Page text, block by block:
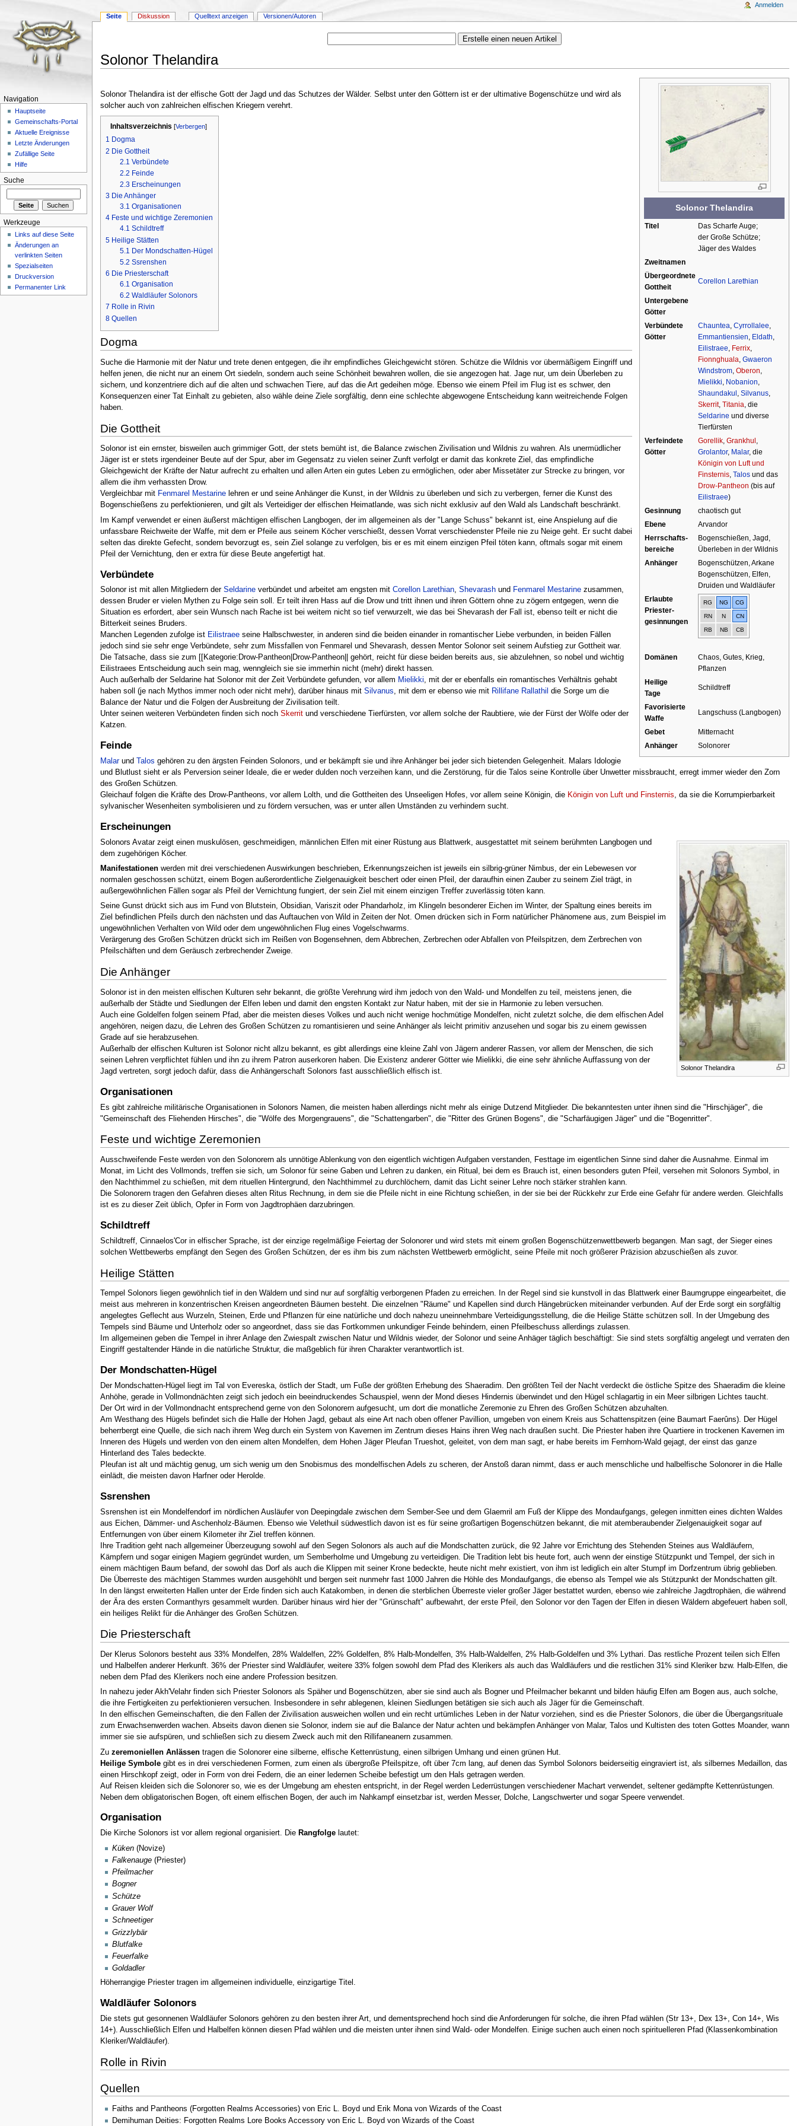
Solonor Thelandira
Solonor Thelandira
Titel
Das Scharfe Auge;
der Große Schütze;
Jäger des Waldes
Zweitnamen
Übergeordnete
Gottheit
Corellon Larethian
Untergebene
Götter
Verbündete
Götter
Chauntea,Cyrrollalee,
Emmantiensien, Eldath,
Eilistraee, Ferrix,
Fionnghuala,Gwaeron
Windstrom,Oberon,
Mielikki, Nobanion,
Shaundakul ,Silvanus,
Skerrit,Titania, die
Seldarine und diverse
Tierfürsten
Verfeindete
Götter
Gorellik,Grankhul ,
Grolantor, Malar, die
Königin von Luft und
Finsternis,Talos und das
Drow-Pantheon (bis auf
Eilistraee)
Gesinnung
chaotisch gut
Ebene
Arvandor
Herrschafts-
bereiche
Bogenschießen, Jagd,
Überleben in der Wildnis
Anhänger
Bogenschützen, Arkane
Bogenschützen, Elfen,
Druiden und Waldläufer
Erlaubte
Priester-
gesinnungen
RG NG CG
RN N CN
RB NB CB
Domänen
Chaos, Gutes, Krieg,
Pflanzen
Heilige
Tage
Schildtreff
Favorisierte
Waffe
Langschuss (Langbogen)
Gebet
Mitternacht
Anhänger
Solonorer
Solonor Thelandira ist der elfische Gott der Jagd und das Schutzes der Wälder. Selbst unter den Göttern ist er der ultimative Bogenschütze und wird als
solcher auch von zahlreichen elfischen Kriegern verehrt.
Inhaltsverzeichnis [Verbergen]
1 Dogma
2 Die Gottheit
2.1 Verbündete
2.2 Feinde
2.3 Erscheinungen
3 Die Anhänger
3.1 Organisationen
4 Feste und wichtige Zeremonien
4.1 Schildtreff
5 Heilige Stätten
5.1 Der Mondschatten-Hügel
5.2 Ssrenshen
6 Die Priesterschaft
6.1 Organisation
6.2 Waldläufer Solonors
7 Rolle in Rivin
8 Quellen
Dogma
Suche die Harmonie mit der Natur und trete denen entgegen, die ihr empfindliches Gleichgewicht stören. Schütze die Wildnis vor übermäßigem Eingriff und
helfen jenen, die nicht nur an einem Ort siedeln, sondern auch seine Schönheit bewahren wollen, die sie angezogen hat. Jage nur, um dein Überleben zu
sichern, und konzentriere dich auf die alten und schwachen Tiere, auf das die Art gedeihen möge. Ebenso wie einem Pfeil im Flug ist es schwer, den
Konsequenzen einer Tat Einhalt zu gebieten, also wähle deine Ziele sorgfältig, denn eine schlechte abgewogene Entscheidung kann weitreichende Folgen
haben.
Die Gottheit
Solonor ist ein ernster, bisweilen auch grimmiger Gott, der stets bemüht ist, die Balance zwischen Zivilisation und Wildnis zu wahren. Als unermüdlicher
Jäger ist er stets irgendeiner Beute auf der Spur, aber im Gegensatz zu vielen seiner Zunft verfolgt er damit das konkrete Ziel, das empfindliche
Gleichgewicht der Kräfte der Natur aufrecht zu erhalten und allen Arten ein gutes Leben zu ermöglichen, oder aber Missetäter zur Strecke zu bringen, vor
allem die ihm verhassten Drow.
Vergleichbar mit Fenmarel Mestarinelehren er und seine Anhänger die Kunst, in der Wildnis zu überleben und sich zu verbergen, ferner die Kunst des
Bogenschießens zu perfektionieren, und gilt als Verteidiger der elfischen Heimatlande, was sich nicht exklusiv auf den Wald als Landschaft beschränkt.
Im Kampf verwendet er einen äußerst mächtigen elfischen Langbogen, der im allgemeinen als der "Lange Schuss" bekannt ist, eine Anspielung auf die
unfassbare Reichweite der Waffe, mit dem er Pfeile aus seinem Köcher verschießt, dessen Vorrat verschiedenster Pfeile nie zu Neige geht. Er sucht dabei
selten das direkte Gefecht, sondern bevorzugt es, sein Ziel solange zu verfolgen, bis er es mit einem einzigen Pfeil töten kann, oftmals sogar mit einem
Pfeil der Vernichtung, den er extra für diese Beute angefertigt hat.
Verbündete
Solonor ist mit allen Mitgliedern der Seldarineverbündet und arbeitet am engsten mit Corellon Larethian, Shevarashund Fenmarel Mestarinezusammen,
dessen Bruder er vielen Mythen zu Folge sein soll. Er teilt ihren Hass auf die Drow und tritt ihnen und ihren Göttern ohne zu zögern entgegen, wenn die
Situation es erfordert, aber sein Wunsch nach Rache ist bei weitem nicht so tief verwurzelt, wie das bei Shevarash der Fall ist, ebenso teilt er nicht die
Bitterkeit seines Bruders.
Manchen Legenden zufolge ist Eilistraeeseine Halbschwester, in anderen sind die beiden einander in romantischer Liebe verbunden, in beiden Fällen
jedoch sind sie sehr enge Verbündete, sehr zum Missfallen von Fenmarel und Shevarash, dessen Mentor Solonor seit seinem Aufstieg zur Gottheit war.
Die Tatsache, dass sie zum [[Kategorie:Drow-Pantheon|Drow-Pantheon|| gehört, reicht für diese beiden bereits aus, sie abzulehnen, so nobel und wichtig
Eilistraees Entscheidung auch sein mag, wenngleich sie sie immerhin nicht (mehr) direkt hassen.
Auch außerhalb der Seldarine hat Solonor mit der Zeit Verbündete gefunden, vor allem Mielikki, mit der er ebenfalls ein romantisches Verhältnis gehabt
haben soll (je nach Mythos immer noch oder nicht mehr), darüber hinaus mit Silvanus, mit dem er ebenso wie mit Rillifane Rallathil die Sorge um die
Balance der Natur und die Folgen der Ausbreitung der Zivilisation teilt.
Unter seinen weiteren Verbündeten finden sich noch Skerritund verschiedene Tierfürsten, vor allem solche der Raubtiere, wie der Fürst der Wölfe oder der
Katzen.
Feinde
Malarund Talos gehören zu den ärgsten Feinden Solonors, und er bekämpft sie und ihre Anhänger bei jeder sich bietenden Gelegenheit. Malars Idologie
und Blutlust sieht er als Perversion seiner Ideale, die er weder dulden noch verzeihen kann, und die Zerstörung, für die Talos seine Kontrolle über Unwetter missbraucht, erregt immer wieder den Zorn
des Großen Schützen.
Gleichauf folgen die Kräfte des Drow-Pantheons, vor allem Lolth, und die Gottheiten des Unseeligen Hofes, vor allem seine Königin, die Königin von Luft und Finsternis, da sie die Korrumpierbarkeit
sylvanischer Wesenheiten symbolisieren und zu fördern versuchen, was er unter allen Umständen zu verhindern sucht.
Erscheinungen
Solonor Thelandira
Solonors Avatar zeigt einen muskulösen, geschmeidigen, männlichen Elfen mit einer Rüstung aus Blattwerk, ausgestattet mit seinem berühmten Langbogen und
dem zugehörigen Köcher.
Manifestationenwerden mit drei verschiedenen Auswirkungen beschrieben, Erkennungszeichen ist jeweils ein silbrig-grüner Nimbus, der ein Lebewesen vor
normalen geschossen schützt, einem Bogen außerordentliche Zielgenauigkeit beschert oder einen Pfeil, der daraufhin einen Zauber zu seinem Ziel trägt, in
außergewöhnlichen Fällen sogar als Pfeil der Vernichtung fungiert, der sein Ziel mit einem einzigen Treffer zuverlässig töten kann.
Seine Gunst drückt sich aus im Fund von Blutstein, Obsidian, Variszit oder Phandarholz, im Klingeln besonderer Eichen im Winter, der Spaltung eines bereits im
Ziel befindlichen Pfeils durch den nächsten und das Auftauchen von Wild in Zeiten der Not. Omen drücken sich in Form natürlicher Phänomene aus, zum Beispiel im
ungewöhnlichen Verhalten von Wild oder dem ungewöhnlichen Flug eines Vogelschwarms.
Verärgerung des Großen Schützen drückt sich im Reißen von Bogensehnen, dem Abbrechen, Zerbrechen oder Abfallen von Pfeilspitzen, dem Zerbrechen von
Pfeilschäften und dem Geräusch zerbrechender Zweige.
Die Anhänger
Solonor ist in den meisten elfischen Kulturen sehr bekannt, die größte Verehrung wird ihm jedoch von den Wald- und Mondelfen zu teil, meistens jenen, die
außerhalb der Städte und Siedlungen der Elfen leben und damit den engsten Kontakt zur Natur haben, mit der sie in Harmonie zu leben versuchen.
Auch eine Goldelfen folgen seinem Pfad, aber die meisten dieses Volkes und auch nicht wenige hochmütige Mondelfen, nicht zuletzt solche, die dem elfischen Adel
angehören, neigen dazu, die Lehren des Großen Schützen zu romantisieren und seine Anhänger als leicht primitiv anzusehen und sogar bis zu einem gewissen
Grade auf sie herabzusehen.
Außerhalb der elfischen Kulturen ist Solonor nicht allzu bekannt, es gibt allerdings eine kleine Zahl von Jägern anderer Rassen, vor allem der Menschen, die sich
seinen Lehren verpflichtet fühlen und ihn zu ihrem Patron auserkoren haben. Die Existenz anderer Götter wie Mielikki, die eine sehr ähnliche Auffassung von der
Jagd vertreten, sorgt jedoch dafür, dass die Anhängerschaft Solonors fast ausschließlich elfisch ist.
Organisationen
Es gibt zahlreiche militärische Organisationen in Solonors Namen, die meisten haben allerdings nicht mehr als einige Dutzend Mitglieder. Die bekanntesten unter ihnen sind die "Hirschjäger", die
"Gemeinschaft des Fliehenden Hirsches", die "Wölfe des Morgengrauens", die "Schattengarben", die "Ritter des Grünen Bogens", die "Scharfäugigen Jäger" und die "Bogenritter".
Feste und wichtige Zeremonien
Ausschweifende Feste werden von den Solonorern als unnötige Ablenkung von den eigentlich wichtigen Aufgaben verstanden, Festtage im eigentlichen Sinne sind daher die Ausnahme. Einmal im
Monat, im Licht des Vollmonds, treffen sie sich, um Solonor für seine Gaben und Lehren zu danken, ein Ritual, bei dem es Brauch ist, einen besonders guten Pfeil, versehen mit Solonors Symbol, in
den Nachthimmel zu schießen, mit dem rituellen Hintergrund, den Nachthimmel zu durchlöchern, damit das Licht seiner Lehre noch stärker strahlen kann.
Die Solonorern tragen den Gefahren dieses alten Ritus Rechnung, in dem sie die Pfeile nicht in eine Richtung schießen, in der sie bei der Rückkehr zur Erde eine Gefahr für andere werden. Gleichfalls
ist es zu dieser Zeit üblich, Opfer in Form von Jagdtrophäen darzubringen.
Schildtreff
Schildtreff, Cinnaelos'Cor in elfischer Sprache, ist der einzige regelmäßige Feiertag der Solonorer und wird stets mit einem großen Bogenschützenwettbewerb begangen. Man sagt, der Sieger eines
solchen Wettbewerbs empfängt den Segen des Großen Schützen, der es ihm bis zum nächsten Wettbewerb ermöglicht, seine Pfeile mit noch größerer Präzision abzuschießen als zuvor.
Heilige Stätten
Tempel Solonors liegen gewöhnlich tief in den Wäldern und sind nur auf sorgfältig verborgenen Pfaden zu erreichen. In der Regel sind sie kunstvoll in das Blattwerk einer Baumgruppe eingearbeitet, die
meist aus mehreren in konzentrischen Kreisen angeordneten Bäumen besteht. Die einzelnen "Räume" und Kapellen sind durch Hängebrücken miteinander verbunden. Auf der Erde sorgt ein sorgfältig
angelegtes Geflecht aus Wurzeln, Steinen, Erde und Pflanzen für eine natürliche und doch nahezu uneinnehmbare Verteidigungsstellung, die die Heilige Stätte schützen soll. In der Umgebung des
Tempels sind Bäume und Unterholz oder so angeordnet, dass sie das Fortkommen unkundiger Feinde behindern, einen Pfeilbeschuss allerdings zulassen.
Im allgemeinen geben die Tempel in ihrer Anlage den Zwiespalt zwischen Natur und Wildnis wieder, der Solonor und seine Anhäger täglich beschäftigt: Sie sind stets sorgfältig angelegt und verraten den
Eingriff gestaltender Hände in die natürliche Struktur, die maßgeblich für ihren Charakter verantwortlich ist.
Der Mondschatten-Hügel
Der Mondschatten-Hügel liegt im Tal von Evereska, östlich der Stadt, um Fuße der größten Erhebung des Shaeradim. Den größten Teil der Nacht verdeckt die östliche Spitze des Shaeradim die kleine
Anhöhe, gerade in Vollmondnächten zeigt sich jedoch ein beeindruckendes Schauspiel, wenn der Mond dieses Hindernis überwindet und den Hügel schlagartig in ein Meer silbrigen Lichtes taucht.
Der Ort wird in der Vollmondnacht entsprechend gerne von den Solonorern aufgesucht, um dort die monatliche Zeremonie zu Ehren des Großen Schützen abzuhalten.
Am Westhang des Hügels befindet sich die Halle der Hohen Jagd, gebaut als eine Art nach oben offener Pavillion, umgeben von einem Kreis aus Schattenspitzen (eine Baumart Faerûns). Der Hügel
beherrbergt eine Quelle, die sich nach ihrem Weg durch ein System von Kavernen im Zentrum dieses Hains ihren Weg nach draußen sucht. Die Priester haben ihre Quartiere in trockenen Kavernen im
Inneren des Hügels und werden von den einem alten Mondelfen, dem Hohen Jäger Pleufan Trueshot, geleitet, von dem man sagt, er habe bereits im Fernhorn-Wald gejagt, der einst das ganze
Hinterland des Tales bedeckte.
Pleufan ist alt und mächtig genug, um sich wenig um den Snobismus des mondelfischen Adels zu scheren, der Anstoß daran nimmt, dass er auch menschliche und halbelfische Solonorer in die Halle
einlädt, die meisten davon Harfner oder Herolde.
Ssrenshen
Ssrenshen ist ein Mondelfendorf im nördlichen Ausläufer von Deepingdale zwischen dem Sember-See und dem Glaemril am Fuß der Klippe des Mondaufgangs, gelegen inmitten eines dichten Waldes
aus Eichen, Dämmer- und Aschenholz-Bäumen. Ebenso wie Velethuil südwestlich davon ist es für seine großartigen Bogenschützen bekannt, die mit atemberaubender Zielgenauigkeit sogar auf
Entfernungen von über einem Kilometer ihr Ziel treffen können.
Ihre Tradition geht nach allgemeiner Überzeugung sowohl auf den Segen Solonors als auch auf die Mondschatten zurück, die 92 Jahre vor Errichtung des Stehenden Steines aus Waldläufern,
Kämpfern und sogar einigen Magiern gegründet wurden, um Semberholme und Umgebung zu verteidigen. Die Tradition lebt bis heute fort, auch wenn der einstige Stützpunkt und Tempel, der sich in
einem mächtigen Baum befand, der sowohl das Dorf als auch die Klippen mit seiner Krone bedeckte, heute nicht mehr existiert, von ihm ist lediglich ein alter Stumpf im Dorfzentrum übrig geblieben.
Die Überreste des mächtigen Stammes wurden ausgehöhlt und bergen seit nunmehr fast 1000 Jahren die Höhle des Mondaufgangs, die ebenso als Tempel wie als Stützpunkt der Mondschatten gilt.
In den längst erweiterten Hallen unter der Erde finden sich auch Katakomben, in denen die sterblichen Überreste vieler großer Jäger bestattet wurden, ebenso wie zahlreiche Jagdtrophäen, die während
der Ära des ersten Cormanthyrs gesammelt wurden. Darüber hinaus wird hier der "Grünschaft" aufbewahrt, der erste Pfeil, den Solonor vor den Tagen der Elfen in diesen Wäldern abgefeuert haben soll,
ein heiliges Relikt für die Anhänger des Großen Schützen.
Die Priesterschaft
Der Klerus Solonors besteht aus 33% Mondelfen, 28% Waldelfen, 22% Goldelfen, 8% Halb-Mondelfen, 3% Halb-Waldelfen, 2% Halb-Goldelfen und 3% Lythari. Das restliche Prozent teilen sich Elfen
und Halbelfen anderer Herkunft. 36% der Priester sind Waldläufer, weitere 33% folgen sowohl dem Pfad des Klerikers als auch das Waldläufers und die restlichen 31% sind Kleriker bzw. Halb-Elfen, die
neben dem Pfad des Klerikers noch eine andere Profession besitzen.
In nahezu jeder Akh'Velahr finden sich Priester Solonors als Späher und Bogenschützen, aber sie sind auch als Bogner und Pfeilmacher bekannt und bilden häufig Elfen am Bogen aus, auch solche,
die ihre Fertigkeiten zu perfektionieren versuchen. Insbesondere in sehr ablegenen, kleinen Siedlungen betätigen sie sich auch als Jäger für die Gemeinschaft.
In den elfischen Gemeinschaften, die den Fallen der Zivilisation ausweichen wollen und ein recht urtümliches Leben in der Natur vorziehen, sind es die Priester Solonors, die über die Übergangsrituale
zum Erwachsenwerden wachen. Abseits davon dienen sie Solonor, indem sie auf die Balance der Natur achten und bekämpfen Anhänger von Malar, Talos und Kultisten des toten Gottes Moander, wann
immer sie sie aufspüren, und schließen sich zu diesem Zweck auch mit den Rillifaneanern zusammen.
Zu zeremoniellen Anlässentragen die Solonorer eine silberne, elfische Kettenrüstung, einen silbrigen Umhang und einen grünen Hut.
Heilige Symbolegibt es in drei verschiedenen Formen, zum einen als übergroße Pfeilspitze, oft über 7cm lang, auf denen das Symbol Solonors beiderseitig eingraviert ist, als silbernes Medaillon, das
einen Hirschkopf zeigt, oder in Form von drei Federn, die an einer ledernen Scheibe befestigt um den Hals getragen werden.
Auf Reisen kleiden sich die Solonorer so, wie es der Umgebung am ehesten entspricht, in der Regel werden Lederrüstungen verschiedener Machart verwendet, seltener gedämpfte Kettenrüstungen.
Neben dem obligatorischen Bogen, oft einem elfischen Bogen, der auch im Nahkampf einsetzbar ist, werden Messer, Dolche, Langschwerter und sogar Speere verwendet.
Organisation
Die Kirche Solonors ist vor allem regional organisiert. Die Rangfolgelautet:
Küken(Novize)
Falkenauge(Priester)
Pfeilmacher
Bogner
Schütze
Grauer Wolf
Schneetiger
Grizzlybär
Blutfalke
Feuerfalke
Goldadler
Höherrangige Priester tragen im allgemeinen individuelle, einzigartige Titel.
Waldläufer Solonors
Die stets gut gesonnenen Waldläufer Solonors gehören zu den besten ihrer Art, und dementsprechend hoch sind die Anforderungen für solche, die ihren Pfad wählen (Str 13+, Dex 13+, Con 14+, Wis
14+). Ausschließlich Elfen und Halbelfen können diesen Pfad wählen und die meisten unter ihnen sind Wald- oder Mondelfen. Einige suchen auch einen noch spirituelleren Pfad (Klassenkombination
Kleriker/Waldläufer).
Rolle in Rivin
Quellen
Faiths and Pantheons (Forgotten Realms Accessories) von Eric L. Boyd und Erik Mona von Wizards of the Coast
Demihuman Deities: Forgotten Realms Lore Books Accessory von Eric L. Boyd von Wizards of the Coast
Seite Diskussion Quelltext anzeigen Versionen/Autoren
Anmelden
Navigation
Hauptseite
Gemeinschafts-Portal
Aktuelle Ereignisse
Letzte Änderungen
Zufällige Seite
Hilfe
Suche
Werkzeuge
Links auf diese Seite
Änderungen an
verlinkten Seiten
Spezialseiten
Druckversion
Permanenter Link